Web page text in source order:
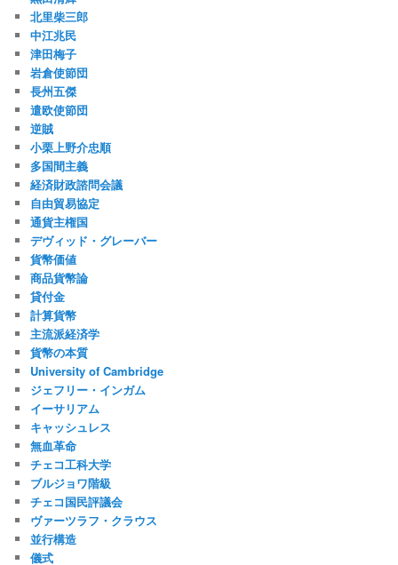
北里柴三郎
中江兆民
津田梅子
岩倉使節団
長州五傑
遣欧使節団
逆賊
小栗上野介忠順
多国間主義
経済財政諮問会議
自由貿易協定
通貨主権国
デヴィッド・グレーバー
貨幣価値
商品貨幣論
貸付金
計算貨幣
主流派経済学
貨幣の本質
University of Cambridge
ジェフリー・インガム
イーサリアム
キャッシュレス
無血革命
チェコ工科大学
ブルジョワ階級
チェコ国民評議会
ヴァーツラフ・クラウス
並行構造
儀式